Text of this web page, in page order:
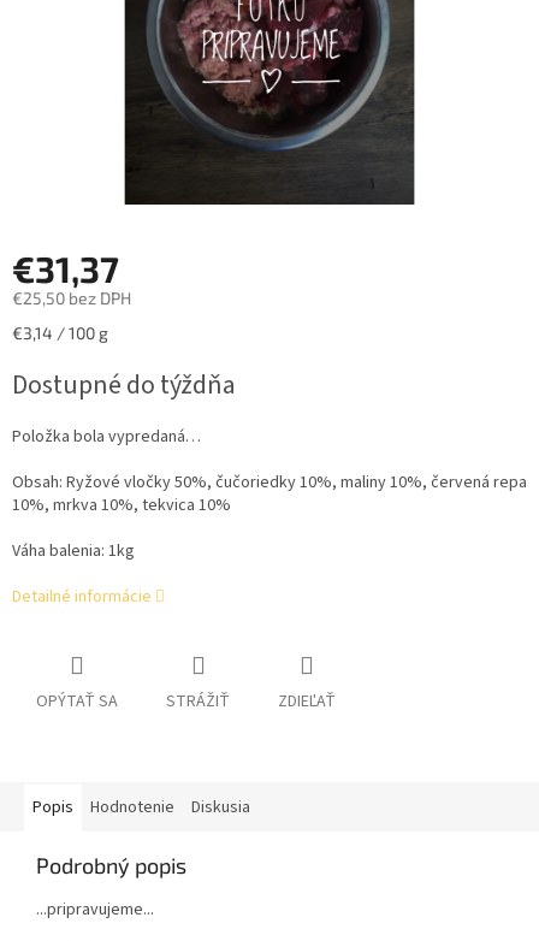
€31,37
€25,50 bez DPH
Jednotková
€3,14 / 100 g
Dostupné do týždňa
Položka bola vypredaná…
Obsah: Ryžové vločky 50%, čučoriedky 10%, maliny 10%, červená repa
10%, mrkva 10%, tekvica 10%
Váha balenia: 1kg
Detailné informácie
OPÝTAŤ SA STRÁŽIŤ ZDIEĽAŤ
Popis Hodnotenie Diskusia
Podrobný popis
...pripravujeme...